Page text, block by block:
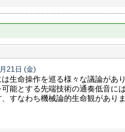
21日 (金)
生命操作を巡る様々な議論があ
能とする先端技術の通奏低音に
すなわち機械論的生命観があり